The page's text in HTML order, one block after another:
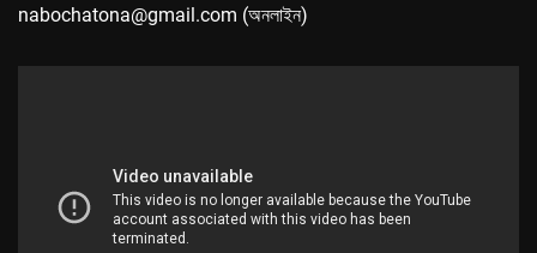
nabochatona@gmail.com (অনলাইন)